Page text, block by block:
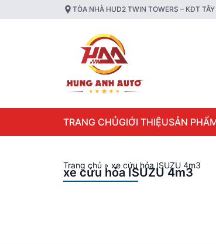
TÒA NHÀ HUD2 TWIN TOWERS – KĐT
TRANG CHỦGIỚI THIỆUSẢN
Trang chủ » xe cứu hỏa ISUZU 4m3
xe cứu hỏa ISUZU 4m3